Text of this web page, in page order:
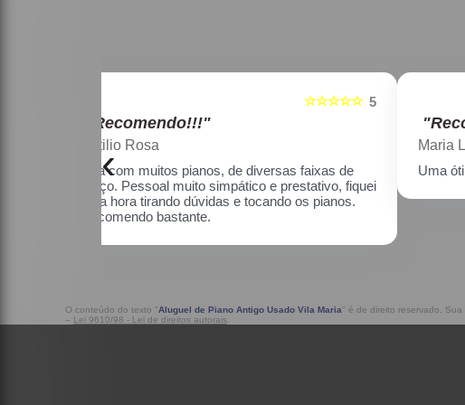
☆☆☆☆☆
"Recomendo!!!"
Maria Lúcia Franco Paião
Uma ótima loja, com pianos bons, amei.
‹
O conteúdo do texto "Aluguel de Piano Antigo Usado Vila Maria" é de direito reservado.
– Lei 9610/98 - Lei de direitos autorais